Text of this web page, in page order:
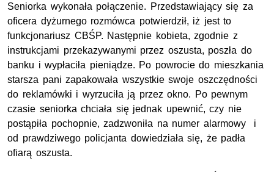
Seniorka wykonała połączenie. Przedstawiający się za
oficera dyżurnego rozmówca potwierdził, iż jest to
funkcjonariusz CBŚP. Następnie kobieta, zgodnie z
instrukcjami przekazywanymi przez oszusta, poszła do
banku i wypłaciła pieniądze. Po powrocie do mieszkania
starsza pani zapakowała wszystkie swoje oszczędności
do reklamówki i wyrzuciła ją przez okno. Po pewnym
czasie seniorka chciała się jednak upewnić, czy nie
postąpiła pochopnie, zadzwoniła na numer alarmowy i
od prawdziwego policjanta dowiedziała się, że padła
ofiarą oszusta.